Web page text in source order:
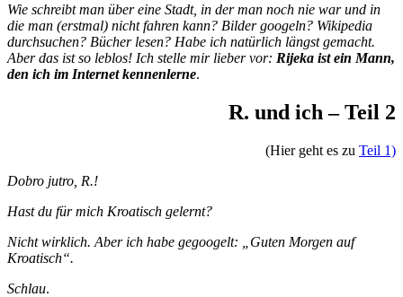
Wie schreibt man über eine Stadt, in der man noch nie war und in
die man (erstmal) nicht fahren kann? Bilder googeln? Wikipedia
durchsuchen? Bücher lesen? Habe ich natürlich längst gemacht.
Aber das ist so leblos! Ich stelle mir lieber vor: Rijeka ist ein Mann,
den ich im Internet kennenlerne.
R. und ich – Teil 2
(Hier geht es zu Teil 1)
Dobro jutro, R.!
Hast du für mich Kroatisch gelernt?
Nicht wirklich. Aber ich habe gegoogelt: „Guten Morgen auf
Kroatisch“.
Schlau.